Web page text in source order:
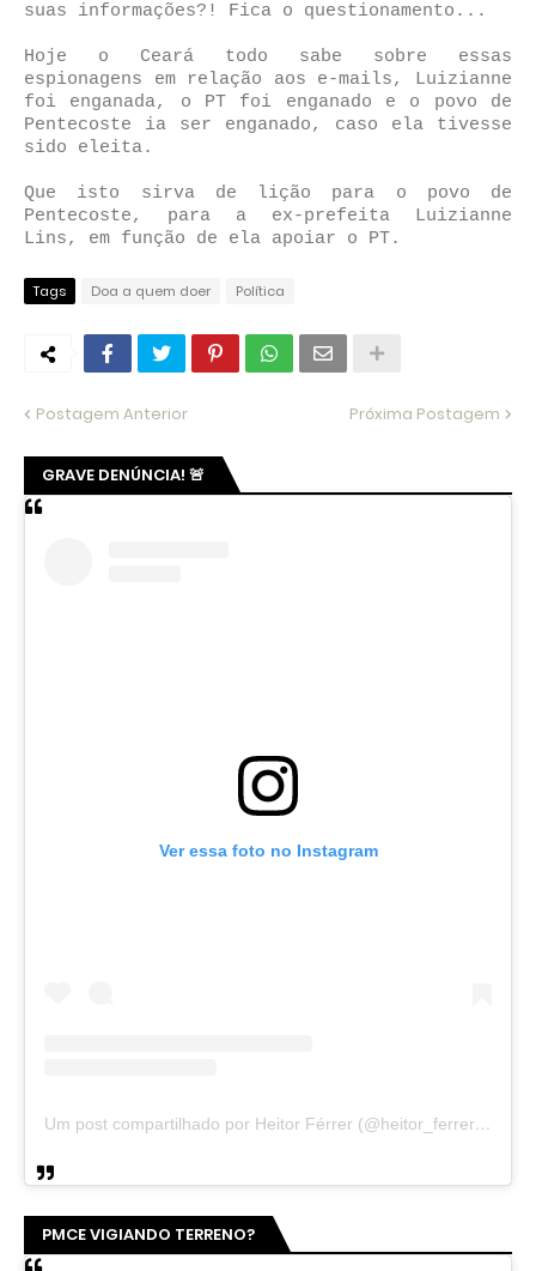
suas informações?! Fica o questionamento...
Hoje o Ceará todo sabe sobre essas
espionagens em relação aos e-mails, Luizianne
foi enganada, o PT foi enganado e o povo de
Pentecoste ia ser enganado, caso ela tivesse
sido eleita.
Que isto sirva de lição para o povo de
Pentecoste, para a ex-prefeita Luizianne
Lins, em função de ela apoiar o PT.
Tags Doa a quem doer Política
Postagem Anterior Próxima Postagem
GRAVE DENÚNCIA! 🚨
Ver essa foto no Instagram
Um post compartilhado por Heitor Férrer (@heitor_ferrer77)
PMCE VIGIANDO TERRENO?